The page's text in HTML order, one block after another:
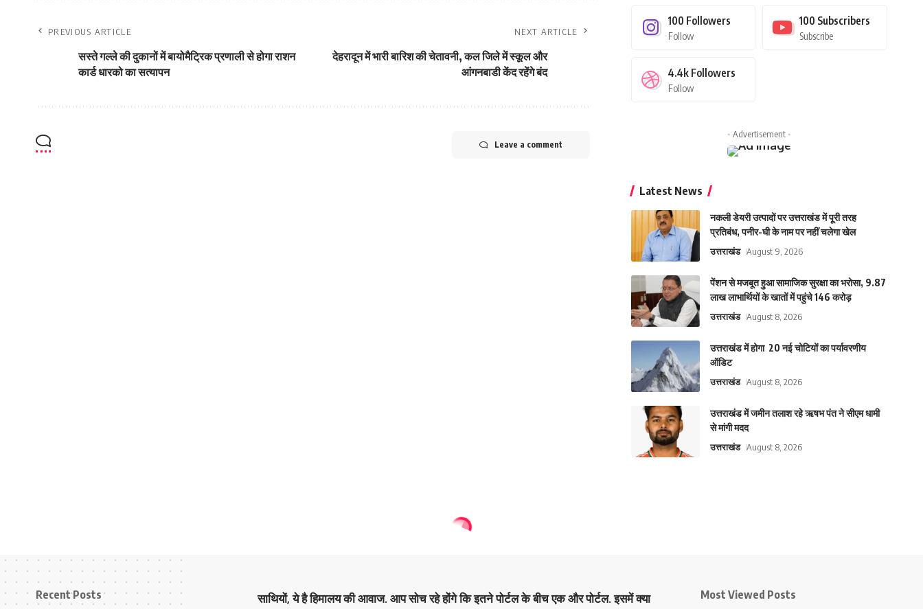
PREVIOUS ARTICLE
सस्‍ते गल्‍ले की दुकानों में बायोमैट्रिक प्रणाली से होगा राशन
कार्ड धारको का सत्यापन
NEXT ARTICLE
देहरादून में भारी बारिश की चेतावनी, कल जिले में स्‍कूल और
आंगनबाडी केंद रहेंगे बंद
Leave a comment
100 Followers
Follow
100 Subscribers
Subscribe
4.4k Followers
Follow
- Advertisement -
Latest News
नकली डेयरी उत्पादों पर उत्तराखंड में पूरी तरह
प्रतिबंध, पनीर-घी के नाम पर नहीं चलेगा खेल
उत्तराखंड August 9, 2026
पेंशन से मजबूत हुआ सामाजिक सुरक्षा का भरोसा, 9.87
लाख लाभार्थियों के खातों में पहुंचे 146 करोड़
उत्तराखंड August 8, 2026
उत्तराखंड में होगा 20 नई चोटियों का पर्यावरणीय
ऑडिट
उत्तराखंड August 8, 2026
उत्तराखंड में जमीन तलाश रहे ऋषभ पंत ने सीएम धामी
से मांगी मदद
उत्तराखंड August 8, 2026
Recent Posts साथियों, ये है हिमालय की आवाज. आप सोच रहे होंगे कि इतने पोर्टल के बीच एक और पोर्टल. इसमें क्या Most Viewed Posts